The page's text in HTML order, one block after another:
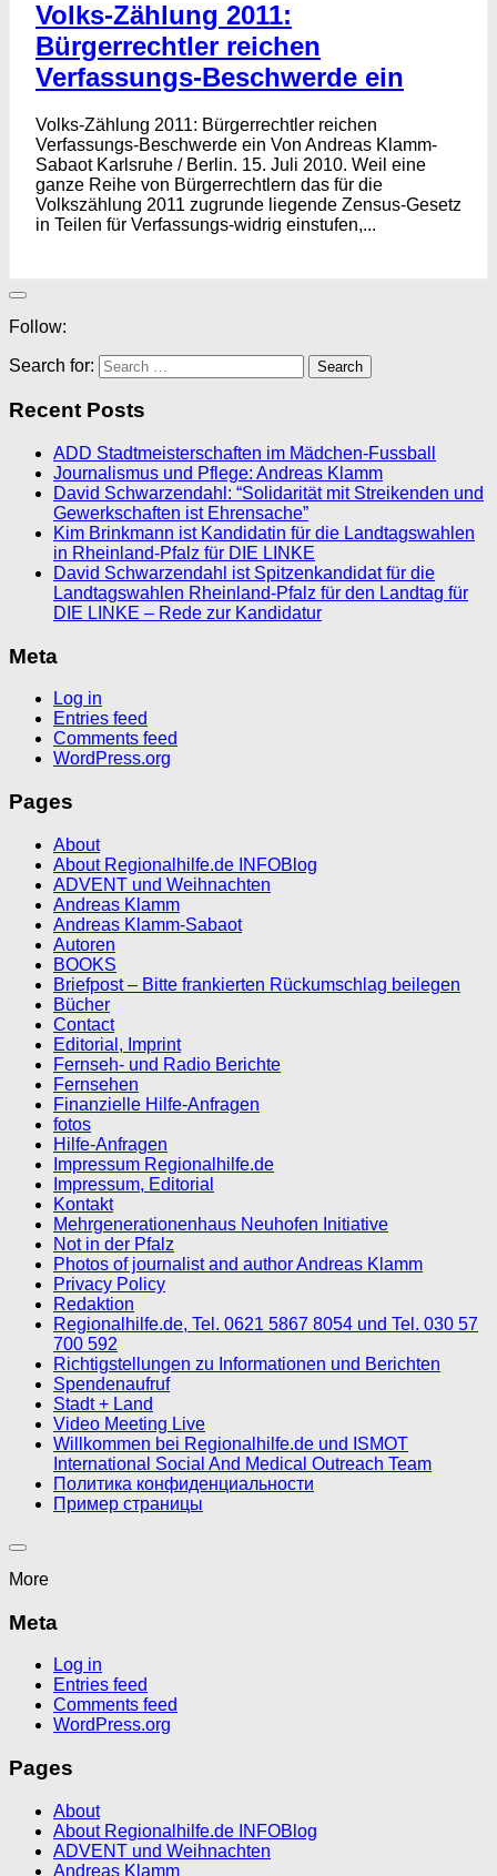
Volks-Zählung 2011:
Bürgerrechtler reichen
Verfassungs-Beschwerde ein
Volks-Zählung 2011: Bürgerrechtler reichen
Verfassungs-Beschwerde ein Von Andreas Klamm-
Sabaot Karlsruhe / Berlin. 15. Juli 2010. Weil eine
ganze Reihe von Bürgerrechtlern das für die
Volkszählung 2011 zugrunde liegende Zensus-Gesetz
in Teilen für Verfassungs-widrig einstufen,...
Follow:
Search for:
Recent Posts
ADD Stadtmeisterschaften im Mädchen-Fussball
Journalismus und Pflege: Andreas Klamm
David Schwarzendahl: “Solidarität mit Streikenden und
Gewerkschaften ist Ehrensache”
Kim Brinkmann ist Kandidatin für die Landtagswahlen
in Rheinland-Pfalz für DIE LINKE
David Schwarzendahl ist Spitzenkandidat für die
Landtagswahlen Rheinland-Pfalz für den Landtag für
DIE LINKE – Rede zur Kandidatur
Meta
Log in
Entries feed
Comments feed
WordPress.org
Pages
About
About Regionalhilfe.de INFOBlog
ADVENT und Weihnachten
Andreas Klamm
Andreas Klamm-Sabaot
Autoren
BOOKS
Briefpost – Bitte frankierten Rückumschlag beilegen
Bücher
Contact
Editorial, Imprint
Fernseh- und Radio Berichte
Fernsehen
Finanzielle Hilfe-Anfragen
fotos
Hilfe-Anfragen
Impressum Regionalhilfe.de
Impressum, Editorial
Kontakt
Mehrgenerationenhaus Neuhofen Initiative
Not in der Pfalz
Photos of journalist and author Andreas Klamm
Privacy Policy
Redaktion
Regionalhilfe.de, Tel. 0621 5867 8054 und Tel. 030 57
700 592
Richtigstellungen zu Informationen und Berichten
Spendenaufruf
Stadt + Land
Video Meeting Live
Willkommen bei Regionalhilfe.de und ISMOT
International Social And Medical Outreach Team
Политика конфиденциальности
Пример страницы
More
Meta
Log in
Entries feed
Comments feed
WordPress.org
Pages
About
About Regionalhilfe.de INFOBlog
ADVENT und Weihnachten
Andreas Klamm